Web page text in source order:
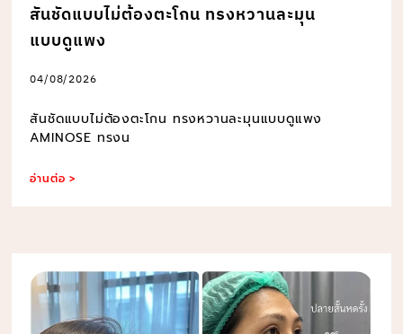
สันชัดแบบไม่ต้องตะโกน ทรงหวานละมุน
แบบดูแพง
04/08/2026
สันชัดแบบไม่ต้องตะโกน ทรงหวานละมุนแบบดูแพง
AMINOSE ทรงน
อ่านต่อ >